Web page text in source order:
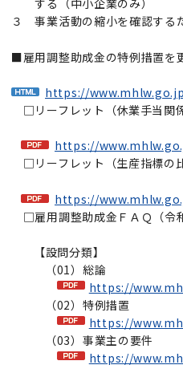
する（中小企業のみ）
３ 事業活動の縮小を確認する
■雇用調整助成金の特例措置を
https://
□リーフレット（休業手当関係
https://
□リーフレット（生産指標の
https://
□雇用調整助成金ＦＡＱ（令
【設問分類】
（01）総論
https://
（02）特例措置
https://
（03）事業主の要件
https://